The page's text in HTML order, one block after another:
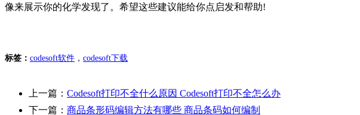
像来展示你的化学发现了。希望这些建议能给你点启发和帮助!
标签： codesoft软件 ， codesoft下载
上一篇： Codesoft打印不全什么原因 Codesoft打印不全怎么办
下一篇： 商品条形码编辑方法有哪些 商品条码如何编制